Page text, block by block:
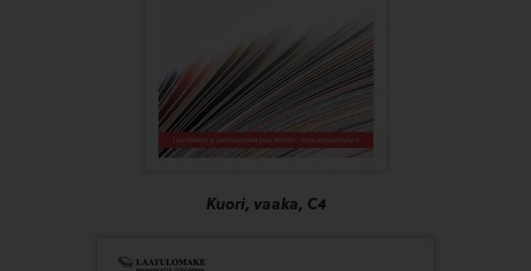
Kuori, vaaka, C4